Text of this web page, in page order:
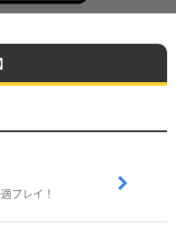
プレイ！